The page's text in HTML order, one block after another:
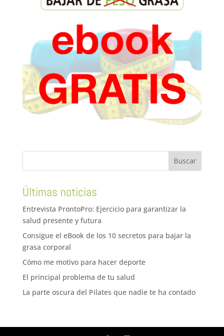
Últimas noticias
Entrevista ProntoPro: Ejercicio para garantizar la
salud presente y futura
Consigue el eBook de los 10 secretos para bajar la
grasa corporal
Cómo me motivo para hacer deporte
El principal problema de tu salud
La parte oscura del Pilates que nadie te ha contado